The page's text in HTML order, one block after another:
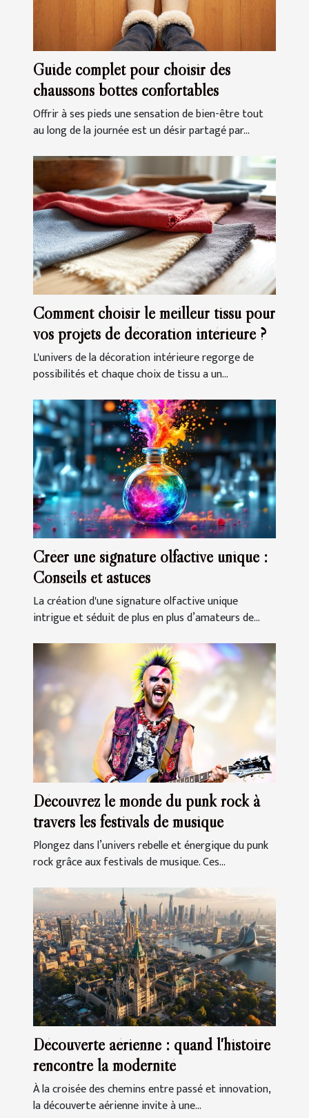
Guide complet pour choisir des
chaussons bottes confortables
Offrir à ses pieds une sensation de bien-être tout
au long de la journée est un désir partagé par...
Comment choisir le meilleur tissu pour
vos projets de décoration intérieure ?
L'univers de la décoration intérieure regorge de
possibilités et chaque choix de tissu a un...
Créer une signature olfactive unique :
Conseils et astuces
La création d'une signature olfactive unique
intrigue et séduit de plus en plus d’amateurs de...
Découvrez le monde du punk rock à
travers les festivals de musique
Plongez dans l’univers rebelle et énergique du punk
rock grâce aux festivals de musique. Ces...
Découverte aérienne : quand l'histoire
rencontre la modernité
À la croisée des chemins entre passé et innovation,
la découverte aérienne invite à une...